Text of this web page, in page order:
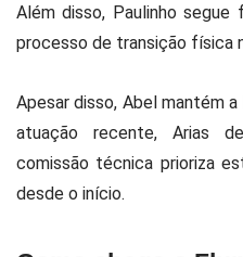
Além disso, Paulinho
processo de transição física
Apesar disso, Abel mantém
atuação recente, Arias
comissão técnica prioriza
desde o início.